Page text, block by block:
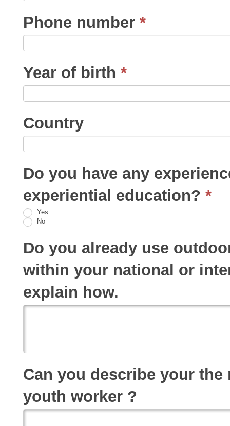
Phone number *
Year of birth *
Country
Do you have any
experiential education? *
Yes
No
Do you already use
within your national or
explain how.
Can you describe your
youth worker ?